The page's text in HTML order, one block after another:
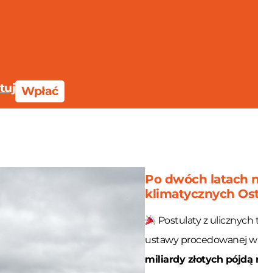
Wpłać
sukces!
klej do kieszeni, a kamizelki
Po dwóch latach
klimatycznych
Postulaty z ulicznych
ustawy procedowanej w
miliardy złotych